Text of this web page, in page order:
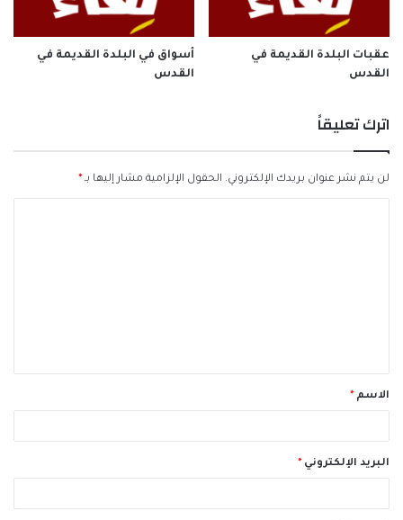
عقبات البلدة القديمة في
القدس
أسواق في البلدة القديمة في
القدس
اترك تعليقاً
لن يتم نشر عنوان بريدك الإلكتروني. الحقول الإلزامية مشار إليها بـ *
ق
*الاسم *
البريد الإلكتروني *